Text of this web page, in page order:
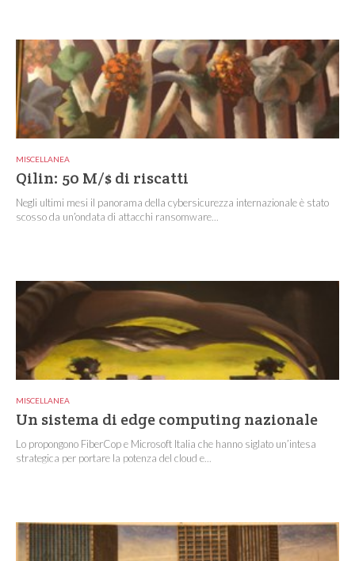
MISCELLANEA
Qilin: 50 M/$ di riscatti
Negli ultimi mesi il panorama della cybersicurezza internazionale è stato
scosso da un’ondata di attacchi ransomware...
MISCELLANEA
Un sistema di edge computing nazionale
Lo propongono FiberCop e Microsoft Italia che hanno siglato un’intesa
strategica per portare la potenza del cloud e...